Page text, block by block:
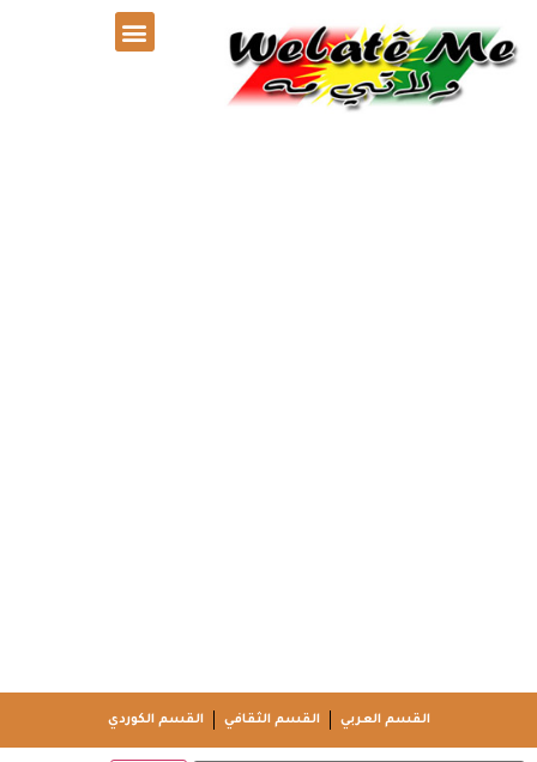
القسم العربي القسم الثقافي القسم الكوردي